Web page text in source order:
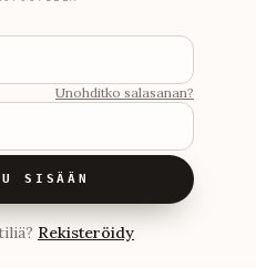
Unohditko salasanan?
SISÄÄN
Rekisteröidy